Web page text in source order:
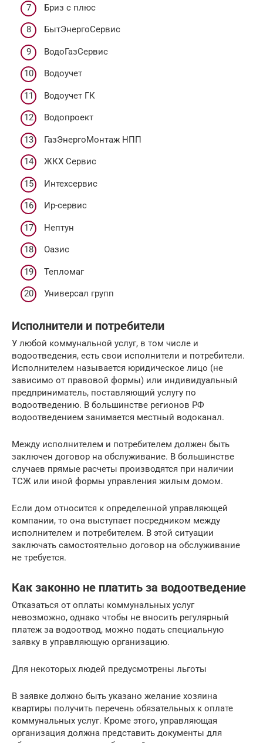
Бриз c плюс
БытЭнергоСервис
ВодоГазСервис
Водоучет
Водоучет ГК
Водопроект
ГазЭнергоМонтаж НПП
ЖКХ Сервис
Интехсервис
Ир-сервис
Нептун
Оазис
Тепломаг
Универсал групп
Исполнители и потребители
У любой коммунальной услуг, в том числе и
водоотведения, есть свои исполнители и потребители.
Исполнителем называется юридическое лицо (не
зависимо от правовой формы) или индивидуальный
предприниматель, поставляющий услугу по
водоотведению. В большинстве регионов РФ
водоотведением занимается местный водоканал.
Между исполнителем и потребителем должен быть
заключен договор на обслуживание. В большинстве
случаев прямые расчеты производятся при наличии
ТСЖ или иной формы управления жилым домом.
Если дом относится к определенной управляющей
компании, то она выступает посредником между
исполнителем и потребителем. В этой ситуации
заключать самостоятельно договор на обслуживание
не требуется.
Как законно не платить за водоотведение
Отказаться от оплаты коммунальных услуг
невозможно, однако чтобы не вносить регулярный
платеж за водоотвод, можно подать специальную
заявку в управляющую организацию.
Для некоторых людей предусмотрены льготы
В заявке должно быть указано желание хозяина
квартиры получить перечень обязательных к оплате
коммунальных услуг. Кроме этого, управляющая
организация должна представить документы для